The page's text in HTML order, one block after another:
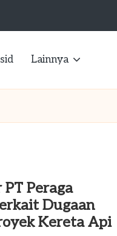
Lainnya
Peraga
Dugaan
Kereta Api